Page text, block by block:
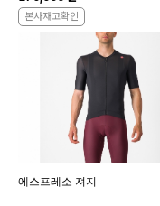
본사재고확인
에스프레소 져지